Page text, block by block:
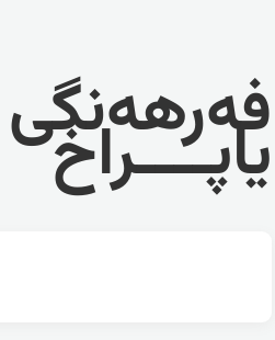
فەرهەنگی
یاپــــراخ